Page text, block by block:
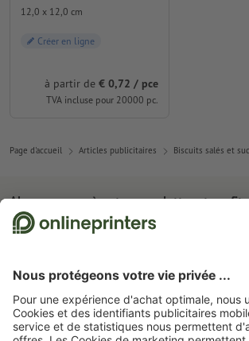
12,0 x 12,0 cm
Créer en ligne
à partir de € 0,72 / pce
TVA incluse pour 20000 pc.
Page d'accueil Articles publicitaires Biscuits salés et
À propos de nous
L'entreprise
Service
Abonnez-vous à notre newsletter et
15 %